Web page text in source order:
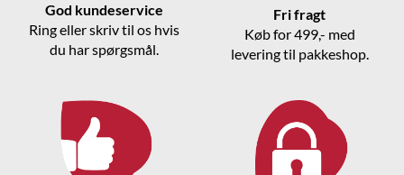
God kundeservice
Ring eller skriv til os hvis
du har spørgsmål.
Fri fragt
Køb for 499,- med
levering til pakkeshop.